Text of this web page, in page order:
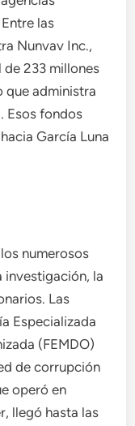
las
Nunvav Inc.,
233 millones
que administra
Esos fondos
García Luna
numerosos
investigación, la
Las
Especializada
(FEMDO)
de corrupción
operó en
llegó hasta las